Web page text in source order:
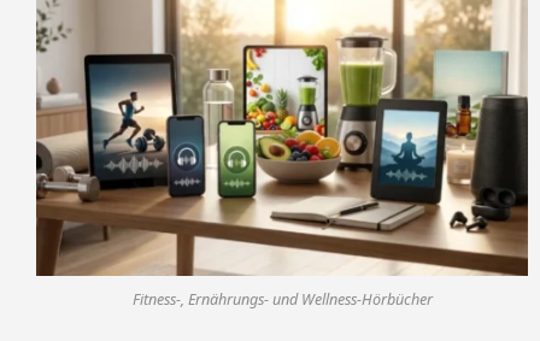
Fitness-, Ernährungs- und Wellness-Hörbücher